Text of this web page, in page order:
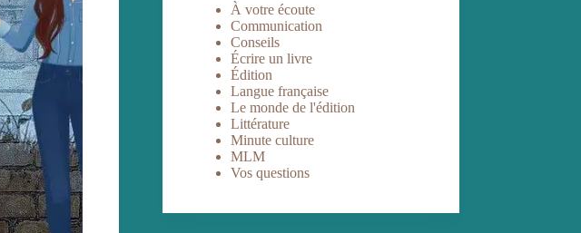
À votre écoute
Communication
Conseils
Écrire un livre
Édition
Langue française
Le monde de l'édition
Littérature
Minute culture
MLM
Vos questions